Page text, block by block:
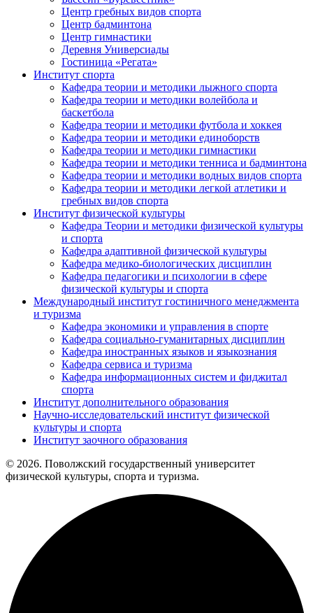
Центр гребных видов спорта
Центр бадминтона
Центр гимнастики
Деревня Универсиады
Гостиница «Регата»
Институт спорта
Кафедра теории и методики лыжного спорта
Кафедра теории и методики волейбола и
баскетбола
Кафедра теории и методики футбола и хоккея
Кафедра теории и методики единоборств
Кафедра теории и методики гимнастики
Кафедра теории и методики тенниса и бадминтона
Кафедра теории и методики водных видов спорта
Кафедра теории и методики легкой атлетики и
гребных видов спорта
Институт физической культуры
Кафедра Теории и методики физической культуры
и спорта
Кафедра адаптивной физической культуры
Кафедра медико-биологических дисциплин
Кафедра педагогики и психологии в сфере
физической культуры и спорта
Международный институт гостиничного менеджмента
и туризма
Кафедра экономики и управления в спорте
Кафедра социально-гуманитарных дисциплин
Кафедра иностранных языков и языкознания
Кафедра сервиса и туризма
Кафедра информационных систем и фиджитал
спорта
Институт дополнительного образования
Научно-исследовательский институт физической
культуры и спорта
Институт заочного образования
© 2026. Поволжский государственный университет
физической культуры, спорта и туризма.